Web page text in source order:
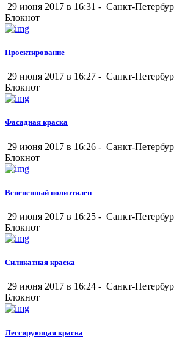
29 июня 2017 в 16:31 - Санкт-
Блокнот
Проектирование
29 июня 2017 в 16:27 - Санкт-
Блокнот
Фасадная краска
29 июня 2017 в 16:26 - Санкт-
Блокнот
Вспененный полиэтилен
29 июня 2017 в 16:25 - Санкт-
Блокнот
Силикатная краска
29 июня 2017 в 16:24 - Санкт-
Блокнот
Лессирующая краска